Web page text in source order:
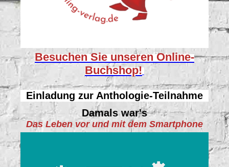
Besuchen Sie unserenOnline-
Buchshop!
Einladung zur Anthologie-Teilnahme
Damals war's
Das Leben vor und mit dem Smartphone